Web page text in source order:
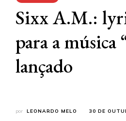
Sixx A.M.:
para a música
lançado
por LEONARDO MELO 30 DE